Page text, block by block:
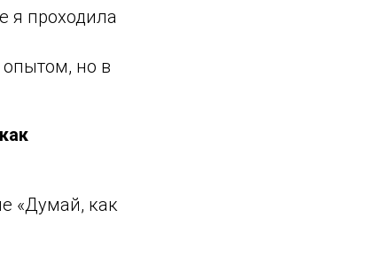
я проходила
но в
«Думай, как